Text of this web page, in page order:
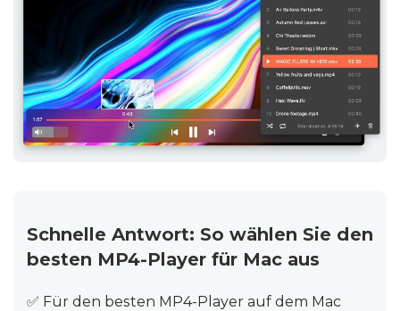
Schnelle Antwort: So wählen Sie den
besten MP4-Player für Mac aus
✅ Für den besten MP4-Player auf dem Mac